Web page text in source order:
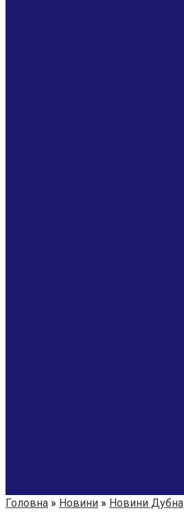
Головна » Новини » Новини Дубна